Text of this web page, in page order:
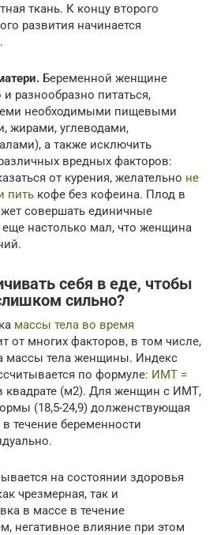
ткань. К концу второго
развития начинается
Беременной женщине
разнообразно питаться,
необходимыми пищевыми
жирами, углеводами,
а также исключить
вредных факторов:
от курения, желательно не
пить кофе без кофеина. Плод в
совершать единичные
настолько мал, что женщина
себя в еде, чтобы
сильно?
массы тела во время
от многих факторов, в том числе,
массы тела женщины. Индекс
по формуле: ИМТ =
квадрате (м2). Для женщин с ИМТ,
(18,5-24,9) долженствующая
течение беременности
на состоянии здоровья
чрезмерная, так и
в массе в течение
негативное влияние при этом